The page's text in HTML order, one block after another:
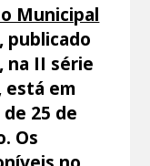
Municipal
, publicado
na II série
está em
25 de
Os